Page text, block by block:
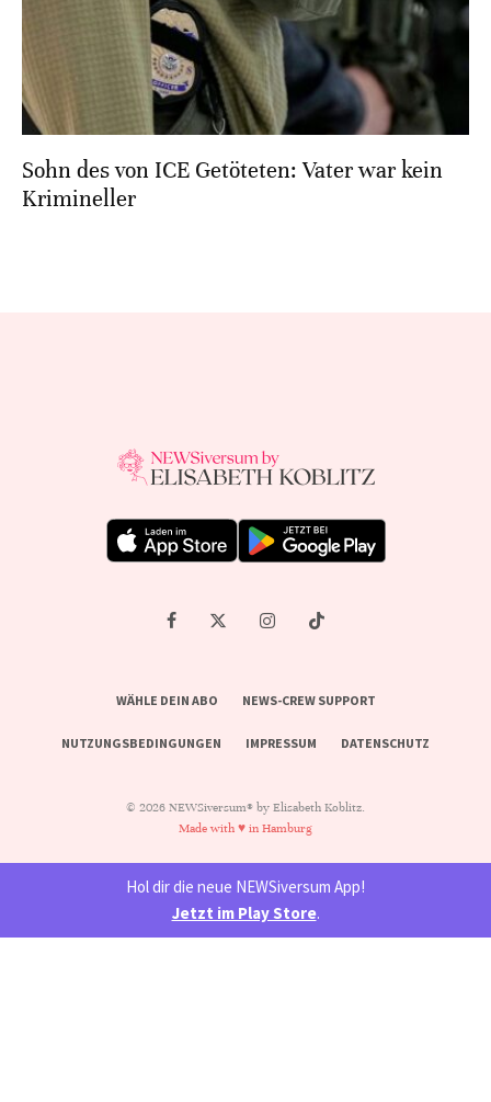
Sohn des von ICE Getöteten: Vater war kein
Krimineller
WÄHLE DEIN ABO NEWS-CREW SUPPORT
NUTZUNGSBEDINGUNGEN IMPRESSUM DATENSCHUTZ
© 2026 NEWSiversum® by Elisabeth Koblitz.
Made with ♥ in Hamburg
Hol dir die neue NEWSiversum App!
Jetzt im Play Store.